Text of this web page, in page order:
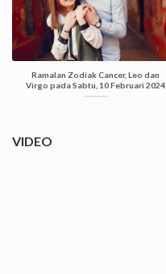
Ramalan Zodiak Cancer, Leo dan
Virgo pada Sabtu, 10 Februari 2024
VIDEO